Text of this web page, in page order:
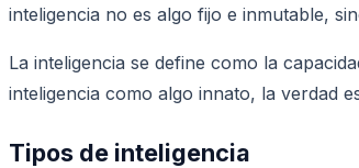
inteligencia no es algo fijo e inmutable,
La inteligencia se define como la
inteligencia como algo innato, la verdad
Tipos de inteligencia